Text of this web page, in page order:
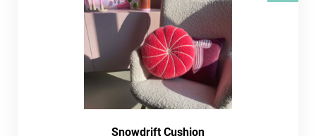
Snowdrift Cushion